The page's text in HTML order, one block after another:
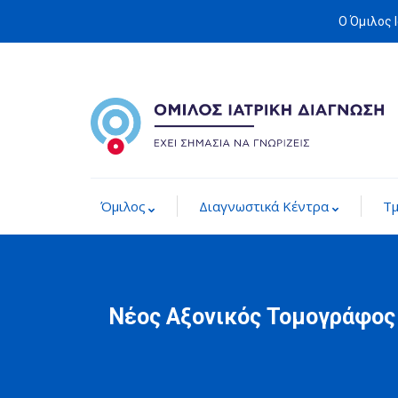
Ο Όμιλος
Όμιλος Διαγνωστικά Κέντρα
Νέος Αξονικός